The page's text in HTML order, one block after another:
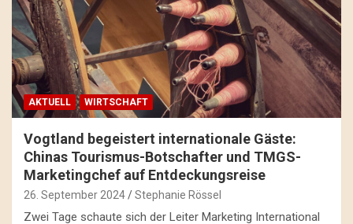
AKTUELL WIRTSCHAFT
Vogtland begeistert internationale Gäste:
Chinas Tourismus-Botschafter und TMGS-
Marketingchef auf Entdeckungsreise
26. September 2024 Stephanie Rössel
Zwei Tage schaute sich der Leiter Marketing International